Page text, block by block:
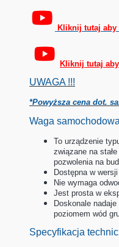
Kliknij tutaj aby
Kliknij tutaj
UWAGA !!!
*Powyższa cena dot.
Waga
To urządzenie
związane na
pozwolenia na
Dostępna w
Nie wymaga
Jest prosta w
Doskonale
poziomem wód
Specyfikacja